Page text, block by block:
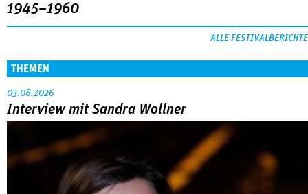
1945–1960
ALLE FESTIVALBERICHTE
THEMEN
03.08.2026
Interview mit Sandra Wollner